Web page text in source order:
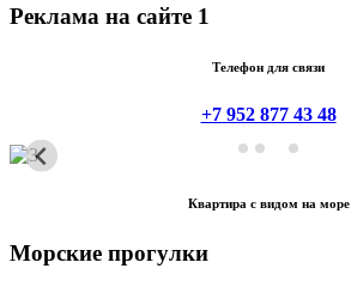
Реклама на сайте 1
Телефон для связи
+7 952 877 43 48
Квартира с видом на море
Морские прогулки